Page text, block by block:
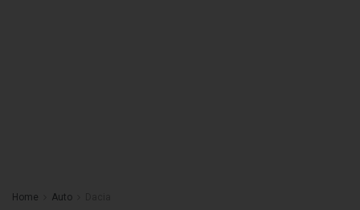
Home Auto